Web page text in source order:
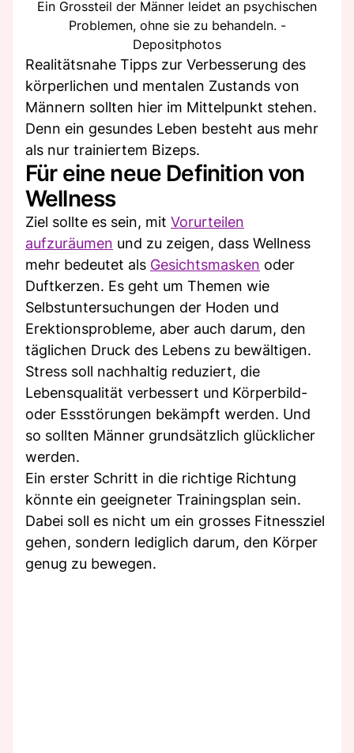
Ein Grossteil der Männer leidet an psychischen
Problemen, ohne sie zu behandeln. -
Depositphotos
Realitätsnahe Tipps zur Verbesserung des
körperlichen und mentalen Zustands von
Männern sollten hier im Mittelpunkt stehen.
Denn ein gesundes Leben besteht aus mehr
als nur trainiertem Bizeps.
Für eine neue Definition von
Wellness
Ziel sollte es sein, mit Vorurteilen
aufzuräumen und zu zeigen, dass Wellness
mehr bedeutet als Gesichtsmasken oder
Duftkerzen. Es geht um Themen wie
Selbstuntersuchungen der Hoden und
Erektionsprobleme, aber auch darum, den
täglichen Druck des Lebens zu bewältigen.
Stress soll nachhaltig reduziert, die
Lebensqualität verbessert und Körperbild-
oder Essstörungen bekämpft werden. Und
so sollten Männer grundsätzlich glücklicher
werden.
Ein erster Schritt in die richtige Richtung
könnte ein geeigneter Trainingsplan sein.
Dabei soll es nicht um ein grosses Fitnessziel
gehen, sondern lediglich darum, den Körper
genug zu bewegen.